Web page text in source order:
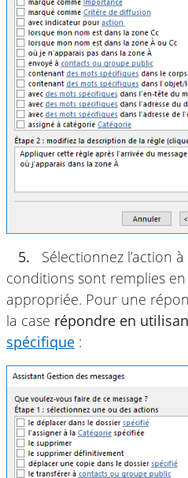
5.
Sélectionnez l’action
conditions sont remplies
appropriée. Pour une
la case répondre en
spécifique :